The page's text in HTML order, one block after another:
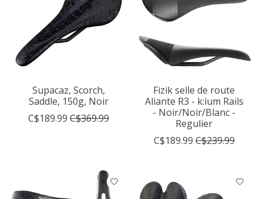
Supacaz, Scorch,
Saddle, 150g, Noir
C$189.99 C$369.99
Fizik selle de route
Aliante R3 - k:ium Rails
- Noir/Noir/Blanc -
Regulier
C$189.99 C$239.99